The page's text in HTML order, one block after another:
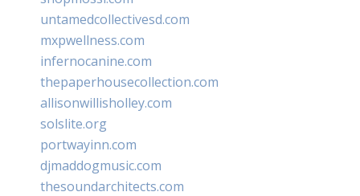
untamedcollectivesd.com
mxpwellness.com
infernocanine.com
thepaperhousecollection.com
allisonwillisholley.com
solslite.org
portwayinn.com
djmaddogmusic.com
thesoundarchitects.com